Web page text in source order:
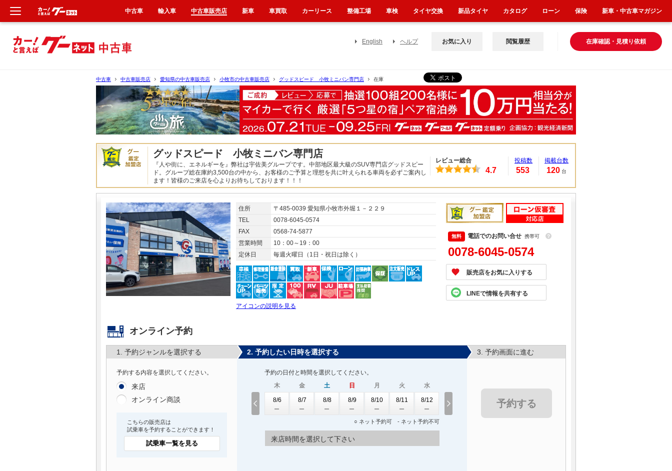
English ヘルプ 在庫確認・見積り依頼
お気に入り 閲覧履歴
中古車 中古車販売店 愛知県の中古車販売店 小牧市の中古車販売店 グッドスピード 小牧ミニバン専門店 在庫
グッドスピード 小牧ミニバン専門店
『人や街に、エネルギーを』弊社は宇佐美グループです。中部地区最大級のSUV専門店グッドスピー
ド。グループ総在庫約3,500台の中から、お客様のご予算と理想を共に叶えられる車両を必ずご案内し
ます！皆様のご来店を心よりお待ちしております！！！
レビュー総合
4.7
投稿数
553
掲載台数
120 台
住所
〒485-0039 愛知県小牧市外堀１－２２９
TEL
0078-6045-0574
FAX
0568-74-5877
営業時間
10：00～19：00
定休日
毎週火曜日（1日・祝日は除く）
アイコンの説明を見る
電話でのお問い合せ 携帯可 ？
0078-6045-0574
販売店をお気に入りする
LINEで情報を共有する
オンライン予約
1. 予約ジャンルを選択する
予約する内容を選択してください。
来店
オンライン商談
こちらの販売店は
試乗車を予約することができます！
試乗車一覧を見る
2. 予約したい日時を選択する
予約の日付と時間を選択してください。
木
8/6
金
8/7
土
8/8
日
8/9
月
8/10
火
8/11
水
8/12
○ ネット予約可 - ネット予約不可
来店時間を選択して下さい
3. 予約画面に進む
予約する
中古車 輸入車 中古車販売店 新車 車買取 カーリース 整備工場 車検 タイヤ交換 新品タイヤ カタログ ローン 保険 新車・中古車マガジン
新車